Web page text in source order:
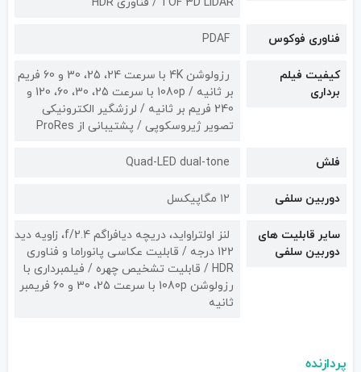
فناوری فوکوس PDAF
کیفیت فیلم
برداری
رزولوشن 4K با سرعت 24، 25، 30 و 60 فریم
بر ثانیه / 1080p با سرعت 25، 30، 60، 120 و
240 فریم بر ثانیه / لرزشگیر الکترونیکی
تصویر ژیروسکوپی / پشتیبانی از ProRes
فلش Quad-LED dual-tone
دوربین سلفی ۱۲ مگاپیکسل
سایر قابلیت های
دوربین سلفی
لنز اولتراواید، دریچه دیافراگم f/2.4، زاویه دید
122 درجه / قابلیت عکاسی پانوراما و فناوری
HDR / قابلیت تشخیص چهره / فیلمبرداری با
رزولوشن 1080p با سرعت 25، 30 و 60 فریمبر
ثانیه
پردازنده